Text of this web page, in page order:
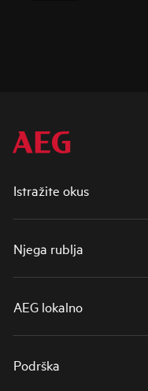
Istražite okus
Njega rublja
AEG lokalno
Podrška